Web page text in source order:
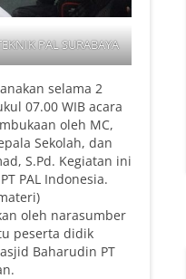
PAL SURABAYA
selama 2
07.00 WIB acara
oleh MC,
Sekolah, dan
S.Pd. Kegiatan ini
PAL Indonesia.
oleh narasumber
peserta didik
Baharudin PT